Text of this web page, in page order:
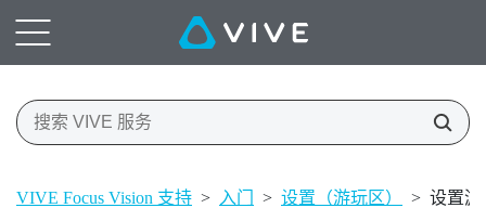
VIVE Focus Vision 支持 > 入门 > 设置（游玩区） > 设置游